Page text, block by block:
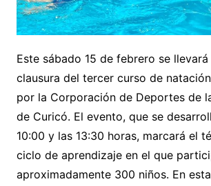
Este sábado 15 de febrero se
clausura del tercer curso de
por la Corporación de Deportes de
de Curicó. El evento, que se
10:00 y las 13:30 horas, marcará el
ciclo de aprendizaje en el que
aproximadamente 300 niños. En